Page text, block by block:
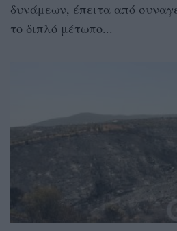
δυνάμεων, έπειτα από
το διπλό μέτωπο...